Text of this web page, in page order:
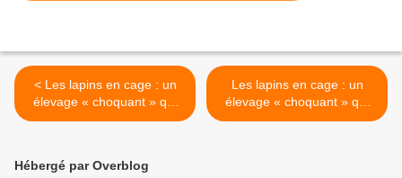
< Les lapins en cage : un
élevage « choquant » qui
reste méconnu - Enquête
élevés en batterie dans
Les lapins en cage : un
élevage « choquant » qui
reste méconnu - Enquête
Hébergé par Overblog